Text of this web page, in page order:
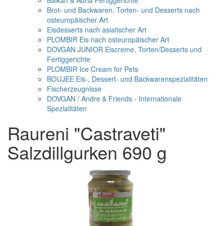
Brot- und Backwaren, Torten- und Desserts nach
osteuropäischer Art
Eisdesserts nach asiatischer Art
PLOMBIR Eis nach osteuropäischer Art
DOVGAN JUNIOR Eiscreme, Torten/Desserts und
Fertiggerichte
PLOMBIR Ice Cream for Pets
BOUJEE Eis-, Dessert- und Backwarenspezialitäten
Fischerzeugnisse
DOVGAN / Andre & Friends - Internationale
Spezialitäten
Raureni "Castraveti"
Salzdillgurken 690 g